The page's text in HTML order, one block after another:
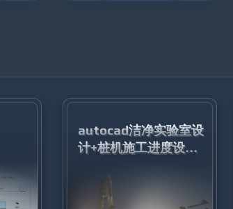
autocad洁净实验室设
计+桩机施工进度设计